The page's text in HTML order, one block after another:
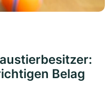
Belag